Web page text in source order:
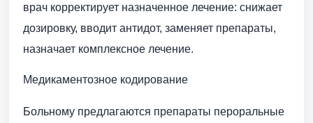
врач корректирует назначенное лечение: снижает
дозировку, вводит антидот, заменяет препараты,
назначает комплексное лечение.
Медикаментозное кодирование
Больному предлагаются препараты пероральные